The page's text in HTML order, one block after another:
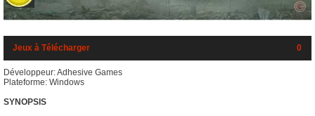
Jeux à Télécharger 0
Développeur: Adhesive Games
Plateforme: Windows
SYNOPSIS